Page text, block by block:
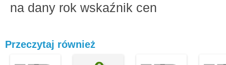
na dany rok wskaźnik cen
Przeczytaj również